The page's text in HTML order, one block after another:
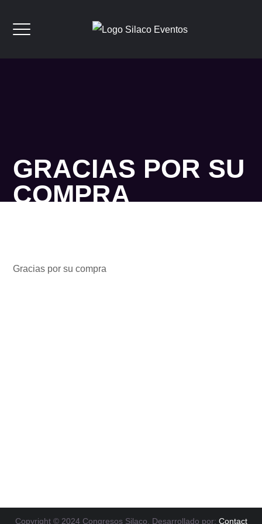
GRACIAS POR SU
COMPRA
Gracias por su compra
Copyright © 2024 Congresos Silaco. Desarrollado por: Contact